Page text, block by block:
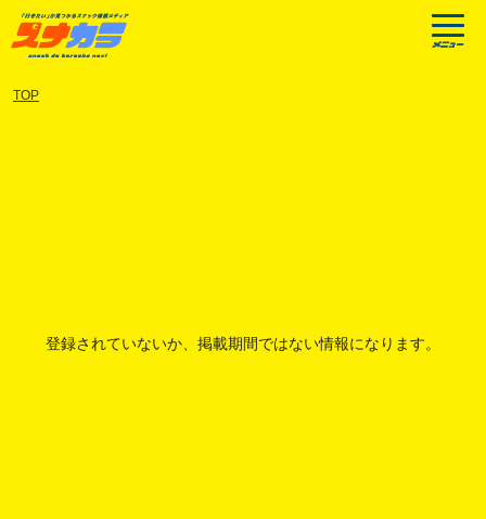
TOP
登録されていないか、掲載期間ではない情報になります。